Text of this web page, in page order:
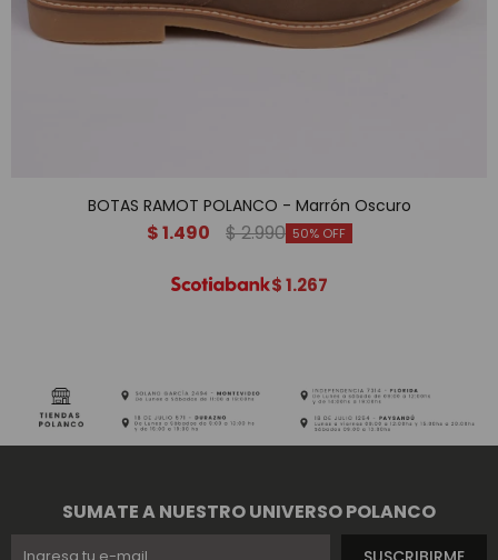
BOTAS RAMOT POLANCO - Marrón Oscuro
$1.490 $2.990 50
$1.267
SUMATE A NUESTRO UNIVERSO POLANCO